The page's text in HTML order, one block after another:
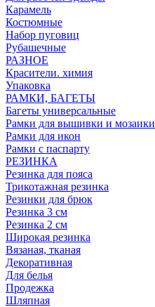
Карамель
Костюмные
Набор пуговиц
Рубашечные
РАЗНОЕ
Красители. химия
Упаковка
РАМКИ, БАГЕТЫ
Багеты универсальные
Рамки для вышивки и мозаики
Рамки для икон
Рамки с паспарту
РЕЗИНКА
Резинка для пояса
Трикотажная резинка
Резинки для брюк
Резинка 3 см
Резинка 2 см
Широкая резинка
Вязаная, тканая
Декоративная
Для белья
Продежка
Шляпная